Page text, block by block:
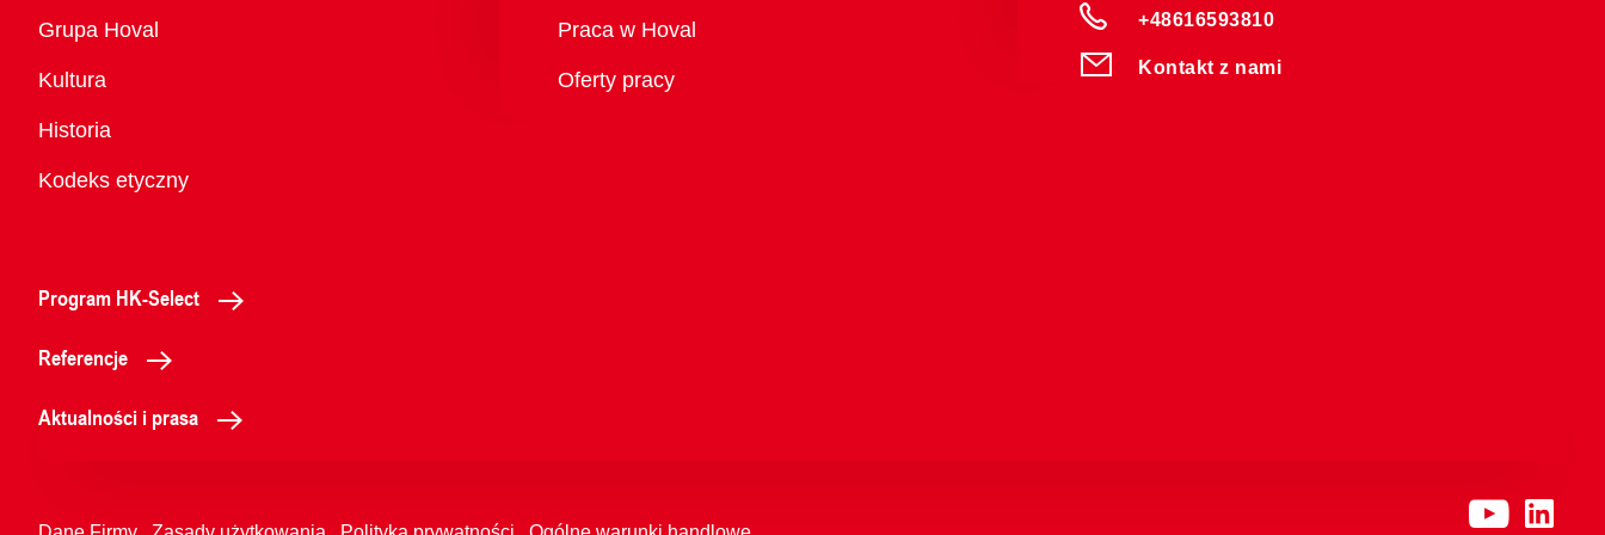
Przegląd
Grupa Hoval
Kultura
Historia
Kodeks etyczny
Przegląd
Praca w Hoval
Oferty pracy
+48616593810
Kontakt z nami
Program HK-Select
Referencje
Aktualności i prasa